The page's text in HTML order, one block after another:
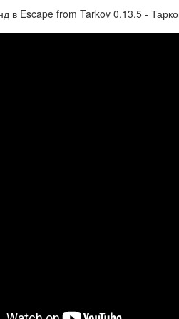
в Escape from Tarkov 0.13.5 -